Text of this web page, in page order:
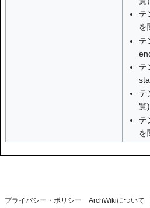
テ
を
テ
テ
テ
覧)
テ
を
プライバシー・ポリシー ArchWikiについて